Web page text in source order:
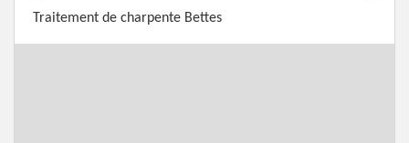
Traitement de charpente Bettes